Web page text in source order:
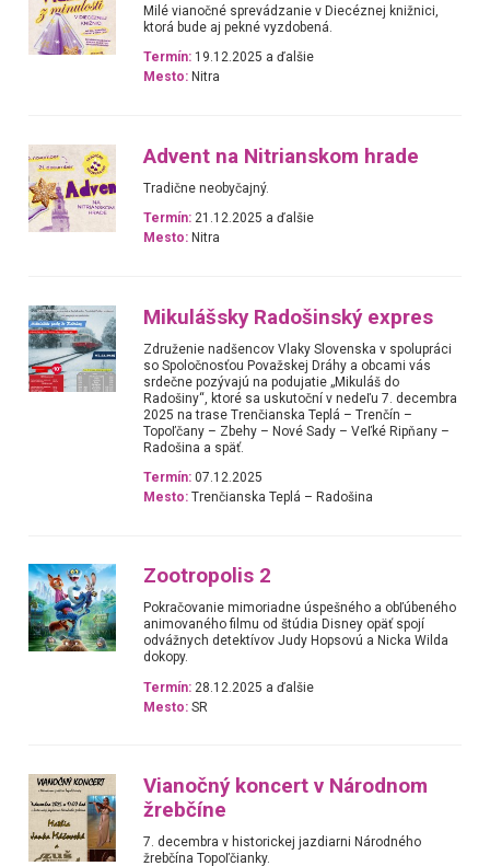
Milé vianočné sprevádzanie v Diecéznej knižnici,
ktorá bude aj pekné vyzdobená.
Termín: 19.12.2025 a ďalšie
Mesto: Nitra
Advent na Nitrianskom hrade
Tradične neobyčajný.
Termín: 21.12.2025 a ďalšie
Mesto: Nitra
Mikulášsky Radošinský expres
Združenie nadšencov Vlaky Slovenska v spolupráci
so Spoločnosťou Považskej Dráhy a obcami vás
srdečne pozývajú na podujatie „Mikuláš do
Radošiny“, ktoré sa uskutoční v nedeľu 7. decembra
2025 na trase Trenčianska Teplá – Trenčín –
Topoľčany – Zbehy – Nové Sady – Veľké Ripňany –
Radošina a späť.
Termín: 07.12.2025
Mesto: Trenčianska Teplá – Radošina
Zootropolis 2
Pokračovanie mimoriadne úspešného a obľúbeného
animovaného filmu od štúdia Disney opäť spojí
odvážnych detektívov Judy Hopsovú a Nicka Wilda
dokopy.
Termín: 28.12.2025 a ďalšie
Mesto: SR
Vianočný koncert v Národnom
žrebčíne
7. decembra v historickej jazdiarni Národného
žrebčína Topoľčianky.